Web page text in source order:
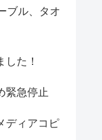
ブル、タオ
た！
緊急停止
ディアコピ